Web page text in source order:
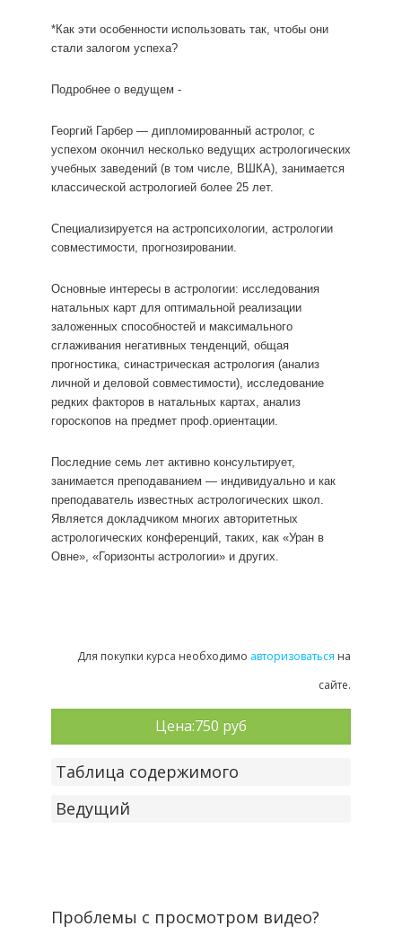
*Как эти особенности использовать так, чтобы они
стали залогом успеха?
Подробнее о ведущем -
Георгий Гарбер — дипломированный астролог, с
успехом окончил несколько ведущих астрологических
учебных заведений (в том числе, ВШКА), занимается
классической астрологией более 25 лет.
Специализируется на астропсихологии, астрологии
совместимости, прогнозировании.
Основные интересы в астрологии: исследования
натальных карт для оптимальной реализации
заложенных способностей и максимального
сглаживания негативных тенденций, общая
прогностика, синастрическая астрология (анализ
личной и деловой совместимости), исследование
редких факторов в натальных картах, анализ
гороскопов на предмет проф.ориентации.
Последние семь лет активно консультирует,
занимается преподаванием — индивидуально и как
преподаватель известных астрологических школ.
Является докладчиком многих авторитетных
астрологических конференций, таких, как «Уран в
Овне», «Горизонты астрологии» и других.
Для покупки курса необходимо авторизоваться на
сайте.
Цена:750 руб
Таблица содержимого
Ведущий
Проблемы с просмотром видео?